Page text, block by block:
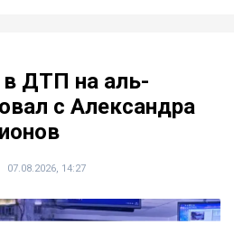
в ДТП на аль-
с Александра
07.08.2026, 14:27